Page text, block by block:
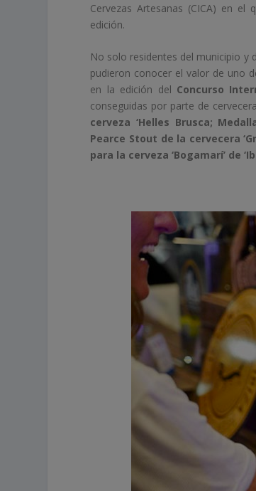
Cervezas Artesanas (CICA) en
edición.
No solo residentes del municipio y
pudieron conocer el valor de uno
en la edición del Concurso
conseguidas por parte de
cerveza ‘Helles Brusca;
Pearce Stout de la cervecera
para la cerveza ‘Bogamarí’ de